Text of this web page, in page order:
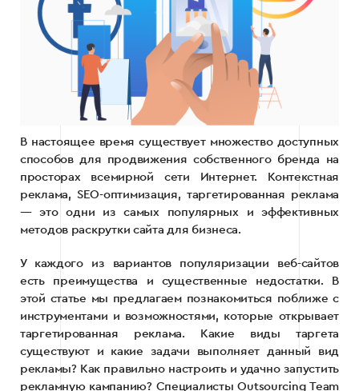
В настоящее время существует множество доступных
способов для продвижения собственного бренда на
просторах всемирной сети Интернет. Контекстная
реклама, SEO-оптимизация, таргетированная реклама
— это одни из самых популярных и эффективных
методов раскрутки сайта для бизнеса.
У каждого из вариантов популяризации веб-сайтов
есть преимущества и существенные недостатки. В
этой статье мы предлагаем познакомиться поближе с
инструментами и возможностями, которые открывает
таргетированная реклама. Какие виды таргета
существуют и какие задачи выполняет данный вид
рекламы? Как правильно настроить и удачно запустить
рекламную кампанию? Специалисты Outsourcing Team